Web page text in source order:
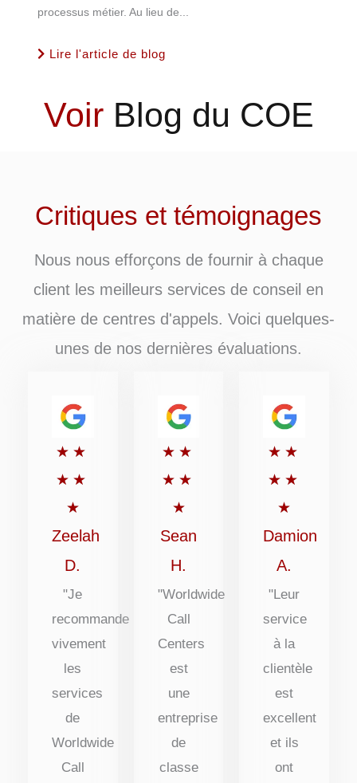
processus métier. Au lieu de...
Lire l'article de blog
Voir Blog du COE
Critiques et témoignages
Nous nous efforçons de fournir à chaque
client les meilleurs services de conseil en
matière de centres d'appels. Voici quelques-
unes de nos dernières évaluations.
★ ★
★ ★
★
Rated
5
out
of
Zeelah
D.
"Je
recommande
vivement
les
services
de
Worldwide
Call
★ ★
★ ★
★
Rated
5
out
of
Sean
H.
"Worldwide
Call
Centers
est
une
entreprise
de
classe
★ ★
★ ★
★
Rated
5
of
Damion
A.
"Leur
service
à la
clientèle
est
excellent
et ils
ont